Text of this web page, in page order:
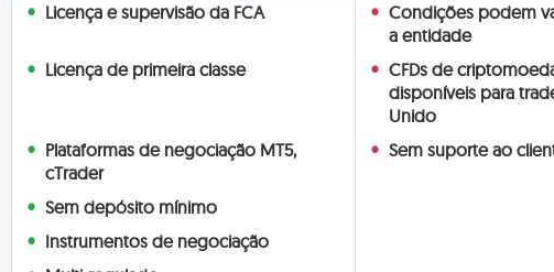
Licença e supervisão da FCA
Condições podem
a entidade
Licença de primeira classe
CFDs de
disponíveis para
Unido
Plataformas de negociação MT5,
cTrader
Sem suporte ao
Sem depósito mínimo
Instrumentos de negociação